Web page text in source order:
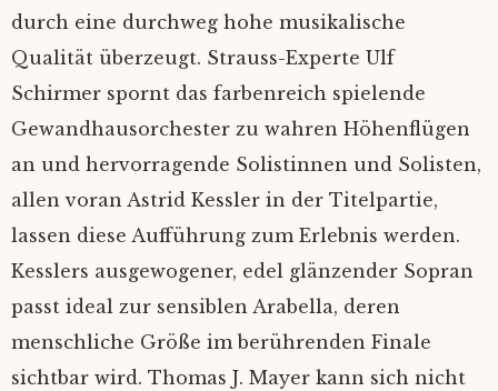
durch eine durchweg hohe musikalische
Qualität überzeugt. Strauss-Experte Ulf
Schirmer spornt das farbenreich spielende
Gewandhausorchester zu wahren Höhenflügen
an und hervorragende Solistinnen und Solisten,
allen voran Astrid Kessler in der Titelpartie,
lassen diese Aufführung zum Erlebnis werden.
Kesslers ausgewogener, edel glänzender Sopran
passt ideal zur sensiblen Arabella, deren
menschliche Größe im berührenden Finale
sichtbar wird. Thomas J. Mayer kann sich nicht